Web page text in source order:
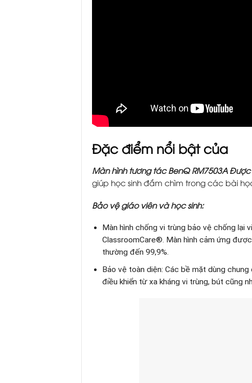
Đặc điểm nổi bật của
Màn hình tương tác BenQ RM7503A
giúp học sinh đắm chìm trong các bài
Bảo vệ giáo viên và học sinh:
Màn hình chống vi trùng bảo vệ chống lại
ClassroomCare®. Màn hình cảm ứng
thường đến 99,9%.
Bảo vệ toàn diện: Các bề mặt dùng
điều khiển từ xa kháng vi trùng, bút cũng